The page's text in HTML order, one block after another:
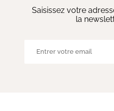
Saisissez votre
la